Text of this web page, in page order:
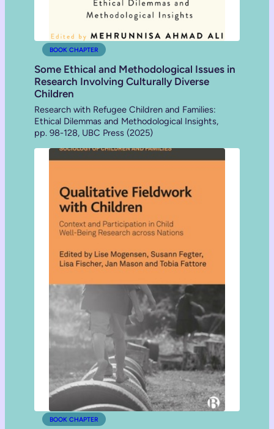
BOOK CHAPTER
Some Ethical and Methodological Issues in
Research Involving Culturally Diverse
Children
Research with Refugee Children and Families:
Ethical Dilemmas and Methodological Insights,
pp. 98-128, UBC Press (2025)
BOOK CHAPTER